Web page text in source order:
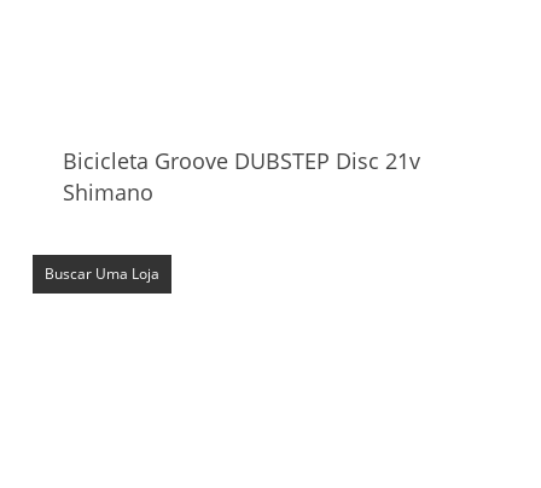
Bicicleta Groove DUBSTEP Disc 21v
Shimano
Buscar Uma Loja